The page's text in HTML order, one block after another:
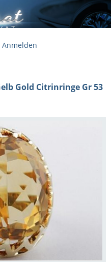
Anmelden
Gold Citrinringe Gr 53